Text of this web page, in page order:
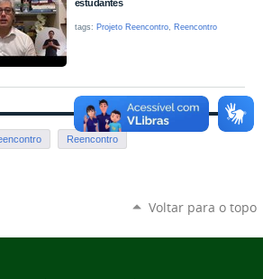
estudantes
tags: Projeto Reencontro, Reencontro
Reencontro
Voltar para o topo